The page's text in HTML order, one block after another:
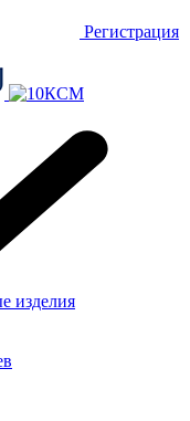
Регистрация
изделия